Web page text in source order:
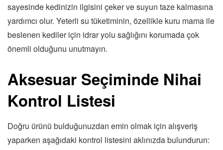
sayesinde kedinizin ilgisini çeker ve suyun taze kalmasına
yardımcı olur. Yeterli su tüketiminin, özellikle kuru mama ile
beslenen kediler için idrar yolu sağlığını korumada çok
önemli olduğunu unutmayın.
Aksesuar Seçiminde Nihai
Kontrol Listesi
Doğru ürünü bulduğunuzdan emin olmak için alışveriş
yaparken aşağıdaki kontrol listesini aklınızda bulundurun: